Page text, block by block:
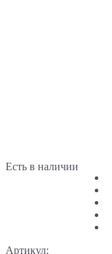
Есть в наличии
Артикул: